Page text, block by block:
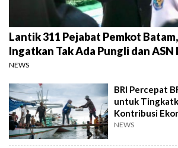
Lantik 311 Pejabat Pemkot
Ingatkan Tak Ada Pungli dan ASN
NEWS
BRI Percepat
untuk
Kontribusi
NEWS